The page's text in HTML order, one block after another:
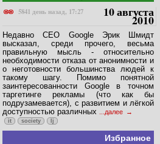
5841 день назад, 17:27
10 августа
2010
Недавно CEO Google Эрик Шмидт
высказал, среди прочего, весьма
правильную мысль - относительно
необходимости отказа от анонимности и
о неготовности большинства людей к
такому шагу. Помимо понятной
заинтересованности Google в точном
таргетинге рекламы (что как бы
подрузамевается), с развитием и лёгкой
доступностью различных ...далее
it society lj
Избранное